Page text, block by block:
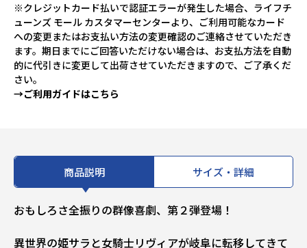
※クレジットカード払いで認証エラーが発生した場合、ライフチ
ューンズ モール カスタマーセンターより、ご利用可能なカード
への変更またはお支払い方法の変更確認のご連絡させていただき
ます。期日までにご回答いただけない場合は、お支払方法を自動
的に代引きに変更して出荷させていただきますので、ご了承くだ
さい。
→ご利用ガイドはこちら
商品説明 サイズ・詳細
おもしろさ全振りの群像喜劇、第２弾登場！
異世界の姫サラと女騎士リヴィアが岐阜に転移してきて